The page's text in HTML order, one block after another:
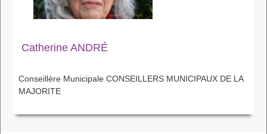
Catherine ANDRÉ
Conseillère Municipale CONSEILLERS MUNICIPAUX DE LA
MAJORITE